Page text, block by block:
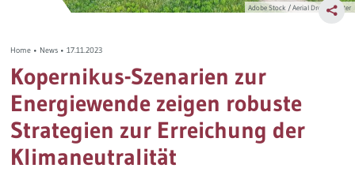
Adobe Stock / Aerial Drone Master
Home • News • 17.11.2023
Kopernikus-Szenarien zur
Energiewende zeigen robuste
Strategien zur Erreichung der
Klimaneutralität
Wärmewende
Verteilungsgerechtigkeit
Steuerreform
Verkehrswendemonitor
D-Ticket Impact Tracker
Politikmix-Explorer
Lernprozess
Journal-Publikationen